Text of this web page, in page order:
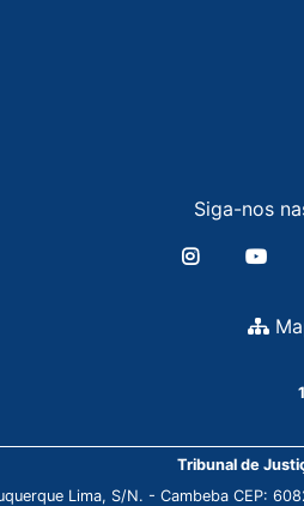
Siga-nos
Tribunal de
Lima, S/N. - Cambeba CEP: